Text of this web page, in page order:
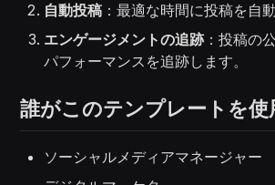
自動投稿 ：最適な時間に投稿を自
エンゲージメントの追跡：投稿の
パフォーマンスを追跡します。
誰がこのテンプレートを使
ソーシャルメディアマネージャー